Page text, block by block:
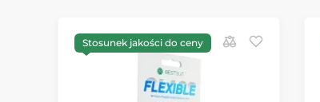
Stosunek jakości do ceny